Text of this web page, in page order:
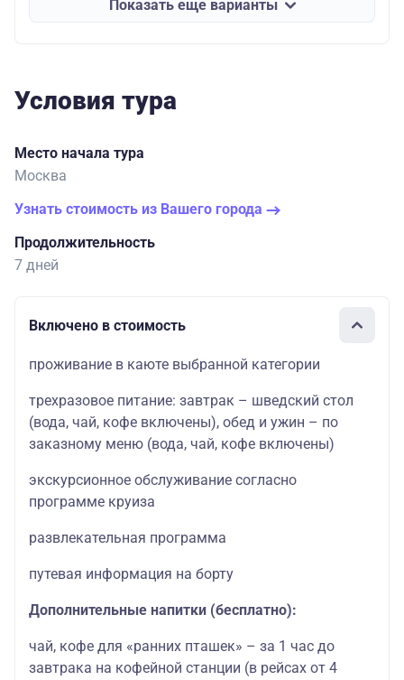
Показать еще варианты
Условия тура
Место начала тура
Москва
Узнать стоимость из Вашего города
Продолжительность
7 дней
Включено в стоимость
проживание в каюте выбранной категории
трехразовое питание: завтрак – шведский стол
(вода, чай, кофе включены), обед и ужин – по
заказному меню (вода, чай, кофе включены)
экскурсионное обслуживание согласно
программе круиза
развлекательная программа
путевая информация на борту
Дополнительные напитки (бесплатно):
чай, кофе для «ранних пташек» – за 1 час до
завтрака на кофейной станции (в рейсах от 4